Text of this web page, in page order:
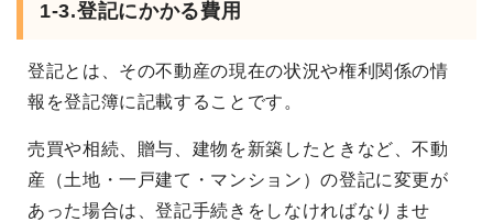
1-3.登記にかかる費用
登記とは、その不動産の現在の状況や権利関係の情
報を登記簿に記載することです。
売買や相続、贈与、建物を新築したときなど、不動
産（土地・一戸建て・マンション）の登記に変更が
あった場合は、登記手続きをしなければなりませ